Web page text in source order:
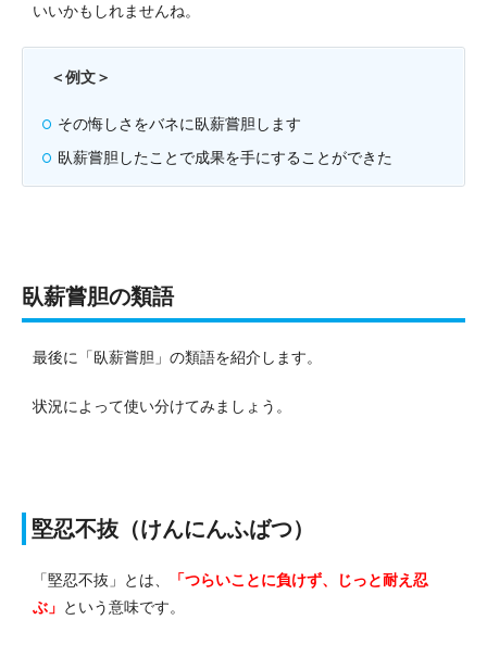
いいかもしれませんね。
＜例文＞
その悔しさをバネに臥薪嘗胆します
臥薪嘗胆したことで成果を手にすることができた
臥薪嘗胆の類語
最後に「臥薪嘗胆」の類語を紹介します。
状況によって使い分けてみましょう。
堅忍不抜（けんにんふばつ）
「堅忍不抜」とは、
「つらいことに負けず、じっと耐え忍
ぶ」 という意味です。